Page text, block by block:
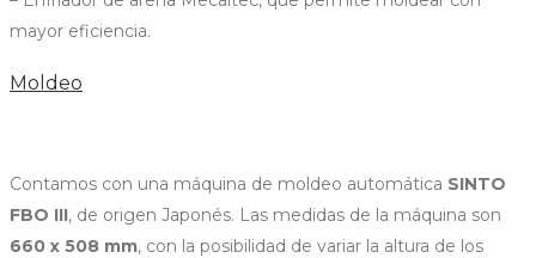
mayor eficiencia.
Moldeo
Contamos con una máquina de moldeo automática SINTO
FBO III, de origen Japonés. Las medidas de la máquina son
660 x 508 mm, con la posibilidad de variar la altura de los